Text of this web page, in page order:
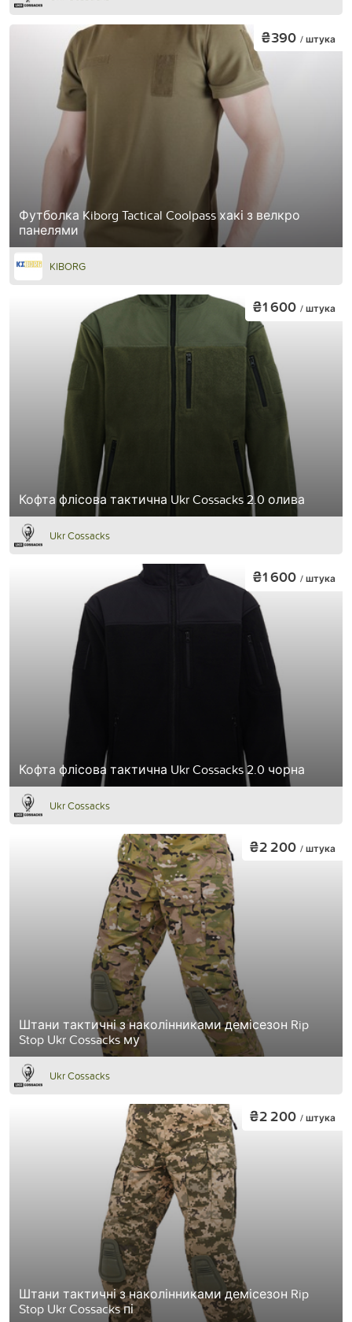
Футболка Kiborg Tactical Coolpass хакі з велкро
панелями
₴390 / штука
KIBORG
Кофта флісова тактична Ukr Cossacks 2.0 олива
₴1 600 / штука
Ukr Cossacks
Кофта флісова тактична Ukr Cossacks 2.0 чорна
₴1 600 / штука
Ukr Cossacks
Штани тактичні з наколінниками демісезон Rip
Stop Ukr Cossacks му
₴2 200 / штука
Ukr Cossacks
Штани тактичні з наколінниками демісезон Rip
Stop Ukr Cossacks пі
₴2 200 / штука